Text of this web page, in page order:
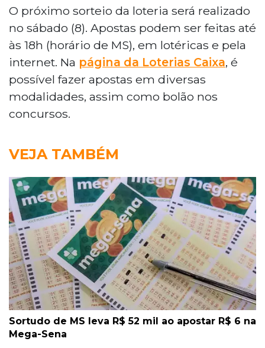
O próximo sorteio da loteria será realizado
no sábado (8). Apostas podem ser feitas até
às 18h (horário de MS), em lotéricas e pela
internet. Na página da Loterias Caixa, é
possível fazer apostas em diversas
modalidades, assim como bolão nos
concursos.
VEJA TAMBÉM
Sortudo de MS leva R$ 52 mil ao apostar R$ 6 na
Mega-Sena